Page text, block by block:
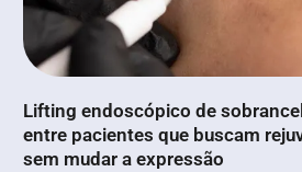
Lifting endoscópico de
entre pacientes que buscam
sem mudar a expressão